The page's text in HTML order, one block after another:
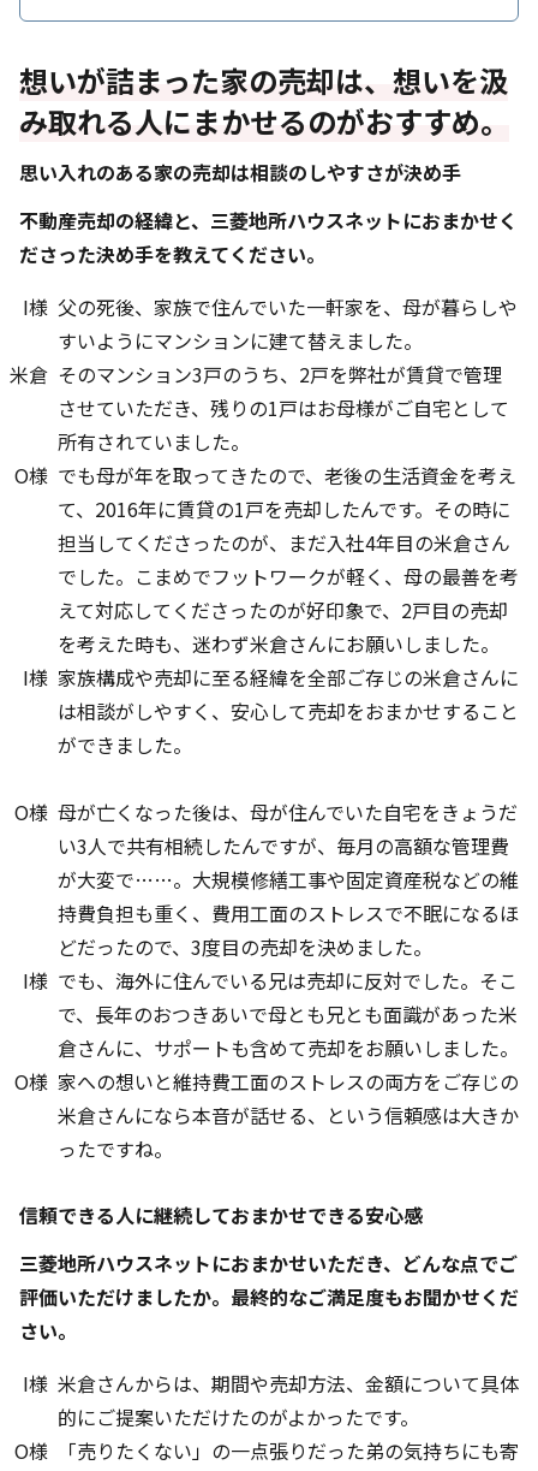
想いが詰まった家の売却は、想いを汲
み取れる人にまかせるのがおすすめ。
思い入れのある家の売却は相談のしやすさが決め手
――不動産売却の経緯と、三菱地所ハウスネットにおまかせく
ださった決め手を教えてください。
I様 父の死後、家族で住んでいた一軒家を、母が暮らしや
すいようにマンションに建て替えました。
米倉 そのマンション3戸のうち、2戸を弊社が賃貸で管理
させていただき、残りの1戸はお母様がご自宅として
所有されていました。
O様 でも母が年を取ってきたので、老後の生活資金を考え
て、2016年に賃貸の1戸を売却したんです。その時に
担当してくださったのが、まだ入社4年目の米倉さん
でした。こまめでフットワークが軽く、母の最善を考
えて対応してくださったのが好印象で、2戸目の売却
を考えた時も、迷わず米倉さんにお願いしました。
I様 家族構成や売却に至る経緯を全部ご存じの米倉さんに
は相談がしやすく、安心して売却をおまかせすること
ができました。
O様 母が亡くなった後は、母が住んでいた自宅をきょうだ
い3人で共有相続したんですが、毎月の高額な管理費
が大変で……。大規模修繕工事や固定資産税などの維
持費負担も重く、費用工面のストレスで不眠になるほ
どだったので、3度目の売却を決めました。
I様 でも、海外に住んでいる兄は売却に反対でした。そこ
で、長年のおつきあいで母とも兄とも面識があった米
倉さんに、サポートも含めて売却をお願いしました。
O様 家への想いと維持費工面のストレスの両方をご存じの
米倉さんになら本音が話せる、という信頼感は大きか
ったですね。
信頼できる人に継続しておまかせできる安心感
――三菱地所ハウスネットにおまかせいただき、どんな点でご
評価いただけましたか。最終的なご満足度もお聞かせくだ
さい。
I様 米倉さんからは、期間や売却方法、金額について具体
的にご提案いただけたのがよかったです。
O様
「売りたくない」の一点張りだった弟の気持ちにも寄